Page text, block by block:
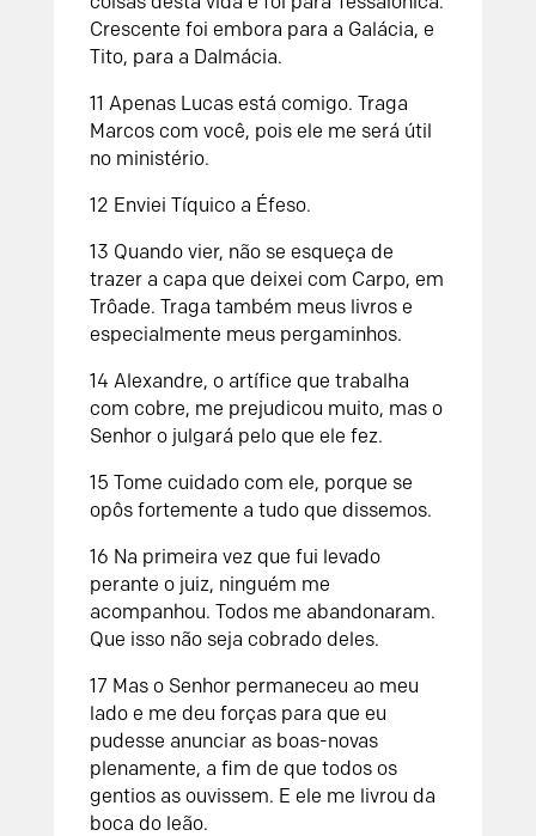
Crescente foi embora para a Galácia, e
Tito, para a Dalmácia.
11 Apenas Lucas está comigo. Traga
Marcos com você, pois ele me será útil
no ministério.
12 Enviei Tíquico a Éfeso.
13 Quando vier, não se esqueça de
trazer a capa que deixei com Carpo, em
Trôade. Traga também meus livros e
especialmente meus pergaminhos.
14 Alexandre, o artífice que trabalha
com cobre, me prejudicou muito, mas o
Senhor o julgará pelo que ele fez.
15 Tome cuidado com ele, porque se
opôs fortemente a tudo que dissemos.
16 Na primeira vez que fui levado
perante o juiz, ninguém me
acompanhou. Todos me abandonaram.
Que isso não seja cobrado deles.
17 Mas o Senhor permaneceu ao meu
lado e me deu forças para que eu
pudesse anunciar as boas-novas
plenamente, a fim de que todos os
gentios as ouvissem. E ele me livrou da
boca do leão.